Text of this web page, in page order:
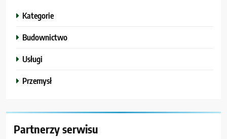
Kategorie
Budownictwo
Usługi
Przemysł
Partnerzy serwisu